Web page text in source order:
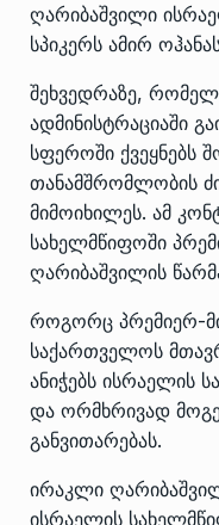
ღარიბაშვილი
სპიკერს ამირ
შეხვედრაზე,
ადმინისტრაციაში
სფეროში ქვეყნებს
თანამშრომლობის
მიმოიხილეს. ამ
სახელმწიფოში
ღარიბაშვილის
როგორც პრემიერ-
საქართველოს
ანიჭებს ისრაელის
და ორმხრივად
განვითარებას.
ირაკლი
ისრაელის